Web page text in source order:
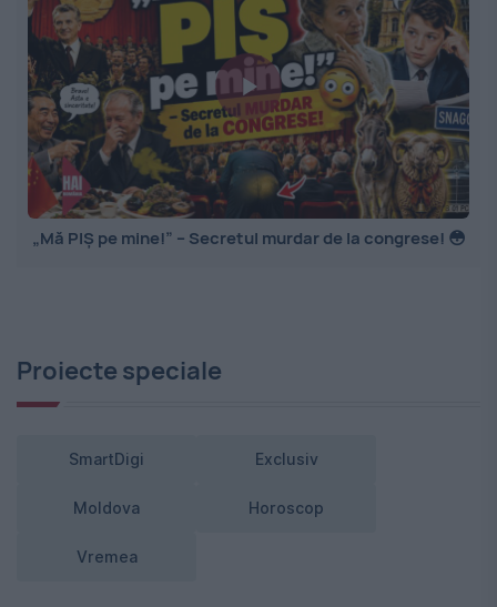
„Mă PIȘ pe mine!” – Secretul murdar de la congrese! 😳
Proiecte speciale
SmartDigi Exclusiv
Moldova Horoscop
Vremea